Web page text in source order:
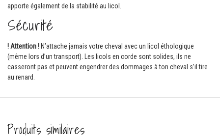
apporte également de la stabilité au licol.
Sécurité
! Attention !N’attache jamais votre cheval avec un licol éthologique
(même lors d’un transport). Les licols en corde sont solides, ils ne
casseront pas et peuvent engendrer des dommages à ton cheval s’il tire
au renard.
Produits similaires